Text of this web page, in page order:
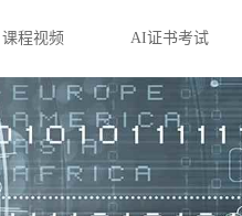
课程视频 AI证书考试